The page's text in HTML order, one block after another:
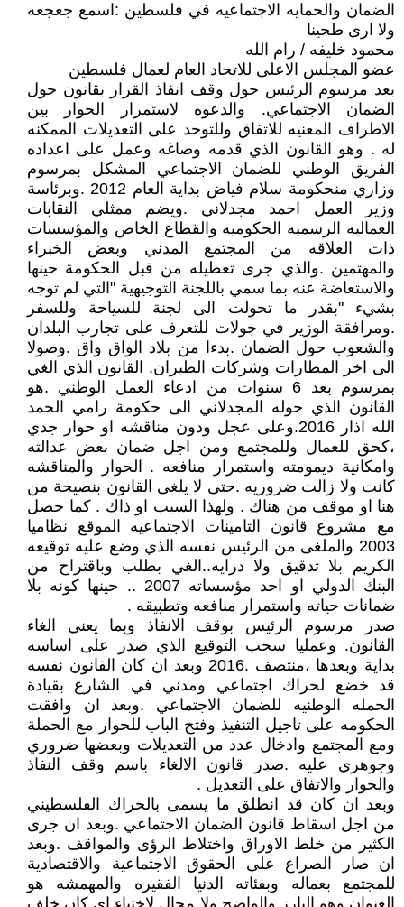
الضمان والحمايه الاجتماعيه في فلسطين :اسمع جعجعه
ولا ارى طحينا
محمود خليفه / رام الله
عضو المجلس الاعلى للاتحاد العام لعمال فلسطين
بعد مرسوم الرئيس حول وقف انفاذ القرار بقانون حول
الضمان الاجتماعي. والدعوه لاستمرار الحوار بين
الاطراف المعنيه للاتفاق وللتوحد على التعديلات الممكنه
له . وهو القانون الذي قدمه وصاغه وعمل على اعداده
الفريق الوطني للضمان الاجتماعي المشكل بمرسوم
وزاري منحكومة سلام فياض بداية العام 2012 .وبرئاسة
وزير العمل احمد مجدلاني .ويضم ممثلي النقابات
العماليه الرسميه الحكوميه والقطاع الخاص والمؤسسات
ذات العلاقه من المجتمع المدني وبعض الخبراء
والمهتمين .والذي جرى تعطيله من قبل الحكومة حينها
والاستعاضة عنه بما سمي باللجنة التوجيهية "التي لم توجه
بشيء "بقدر ما تحولت الى لجنة للسياحة وللسفر
.ومرافقة الوزير في جولات للتعرف على تجارب البلدان
والشعوب حول الضمان .بدءا من بلاد الواق واق .وصولا
الى اخر المطارات وشركات الطيران. القانون الذي الغي
بمرسوم بعد 6 سنوات من ادعاء العمل الوطني .هو
القانون الذي حوله المجدلاني الى حكومة رامي الحمد
الله اذار 2016.وعلى عجل ودون مناقشه او حوار جدي
،كحق للعمال وللمجتمع ومن اجل ضمان بعض عدالته
وامكانية ديمومته واستمرار منافعه . الحوار والمناقشه
كانت ولا زالت ضروريه .حتى لا يلغى القانون بنصيحة من
هنا او موقف من هناك . ولهذا السبب او ذاك . كما حصل
مع مشروع قانون التامينات الاجتماعيه الموقع نظاميا
2003 والملغى من الرئيس نفسه الذي وضع عليه توقيعه
الكريم بلا تدقيق ولا درايه..الغي بطلب وباقتراح من
البنك الدولي او احد مؤسساته 2007 .. حينها كونه بلا
ضمانات حياته واستمرار منافعه وتطبيقه .
صدر مرسوم الرئيس بوقف الانفاذ وبما يعني الغاء
القانون. وعمليا سحب التوقيع الذي صدر على اساسه
بداية وبعدها ،منتصف .2016 وبعد ان كان القانون نفسه
قد خضع لحراك اجتماعي ومدني في الشارع بقيادة
الحمله الوطنيه للضمان الاجتماعي .وبعد ان وافقت
الحكومه على تاجيل التنفيذ وفتح الباب للحوار مع الحملة
ومع المجتمع وادخال عدد من التعديلات وبعضها ضروري
وجوهري عليه .صدر قانون الالغاء باسم وقف النفاذ
والحوار والاتفاق على التعديل .
وبعد ان كان قد انطلق ما يسمى بالحراك الفلسطيني
من اجل اسقاط قانون الضمان الاجتماعي .وبعد ان جرى
الكثير من خلط الاوراق واختلاط الرؤى والمواقف .وبعد
ان صار الصراع على الحقوق الاجتماعية والاقتصادية
للمجتمع بعماله وبفئاته الدنيا الفقيره والمهمشه هو